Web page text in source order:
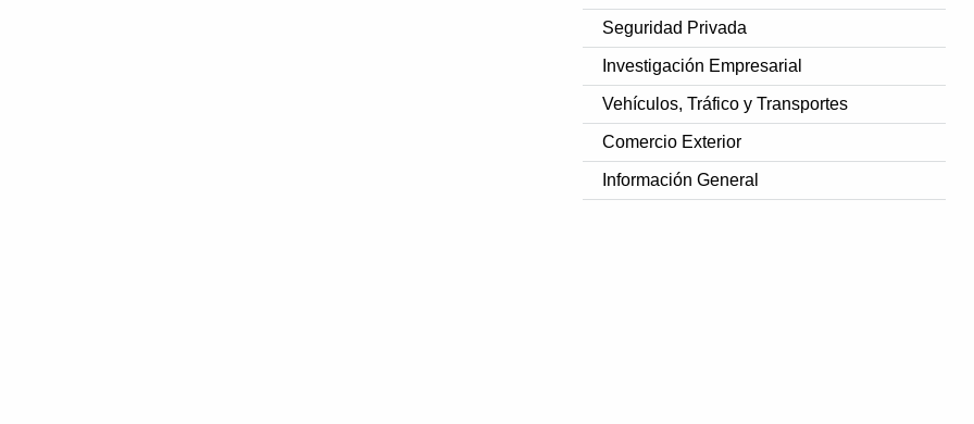
Seguridad Privada
Investigación Empresarial
Vehículos, Tráfico y Transportes
Comercio Exterior
Información General